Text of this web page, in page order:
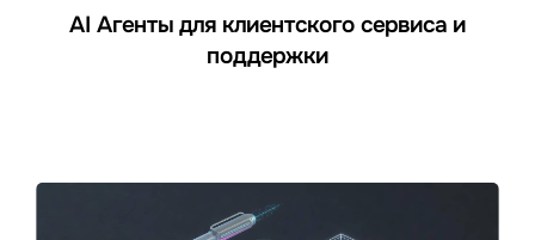
AI Агенты для клиентского сервиса и
поддержки